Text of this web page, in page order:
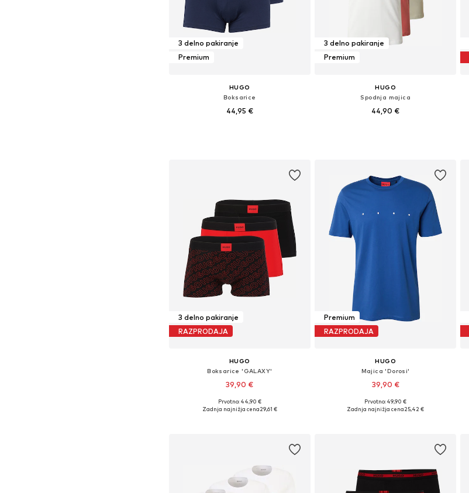
3 delno pakiranje
Premium
HUGO
Boksarice
44,95 €
3 delno pakiranje
Premium
HUGO
Spodnja majica
44,90 €
3 delno pakiranje
RAZPRODAJA
HUGO
Boksarice 'GALAXY'
39,90 €
Razpoložljive velikosti: S, M, L, XL, XXL
Prvotno: 44,90 €
Zadnja najnižja cena29,61 €
Premium
RAZPRODAJA
HUGO
Majica 'Dorosi'
39,90 €
Razpoložljive velikosti: S, M, L, XL, XXL
Prvotno: 49,90 €
Zadnja najnižja cena25,42 €